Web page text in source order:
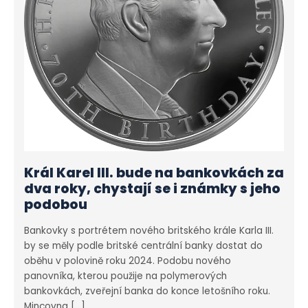
Král Karel III. bude na bankovkách za
dva roky, chystají se i známky s jeho
podobou
Bankovky s portrétem nového britského krále Karla III.
by se měly podle britské centrální banky dostat do
oběhu v polovině roku 2024. Podobu nového
panovníka, kterou použije na polymerových
bankovkách, zveřejní banka do konce letošního roku.